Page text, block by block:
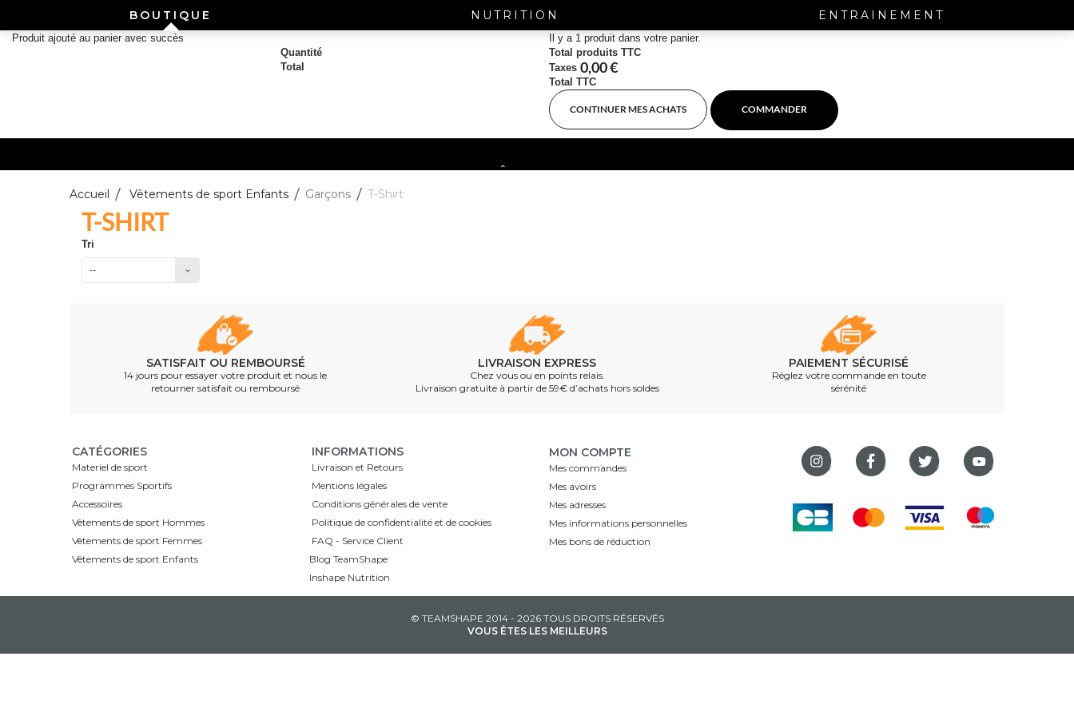
BOUTIQUE NUTRITION ENTRAINEMENT
Produit ajouté au panier avec succès
Quantité
Total
Il y a 1 produit dans votre panier.
Total produits TTC
Taxes 0,00 €
Total TTC
CONTINUER MES ACHATS COMMANDER
UN NOUVEAU SITE REVIENT BIENTÔT. BONNES VACANCES.
UN NOUVEAU SITE REVIENT BIENTÔT. BONNES VACANCES.
Accueil Vêtements de sport Enfants Garçons T-Shirt
T-SHIRT
Tri
--
SATISFAIT OU REMBOURSÉ
14 jours pour essayer votre produit et nous le
retourner satisfait ou remboursé
LIVRAISON EXPRESS
Chez vous ou en points relais.
Livraison gratuite à partir de 59€ d’achats hors soldes
PAIEMENT SÉCURISÉ
Réglez votre commande en toute
sérénité
CATÉGORIES
Materiel de sport
Programmes Sportifs
Accessoires
Vêtements de sport Hommes
Vêtements de sport Femmes
Vêtements de sport Enfants
INFORMATIONS
Livraison et Retours
Mentions légales
Conditions générales de vente
Politique de confidentialité et de cookies
FAQ - Service Client
Blog TeamShape
Inshape Nutrition
MON COMPTE
Mes commandes
Mes avoirs
Mes adresses
Mes informations personnelles
Mes bons de réduction
© TEAMSHAPE 2014 - 2026 TOUS DROITS RÉSERVÉS
VOUS ÊTES LES MEILLEURS